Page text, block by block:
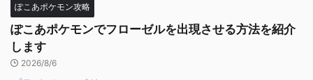
ぽこあポケモン攻略
ぽこあポケモンでフローゼルを出現させる方法を紹介
します
2026/8/6